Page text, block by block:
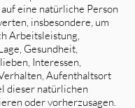
eine natürliche Person
insbesondere, um
Arbeitsleistung,
Gesundheit,
Interessen,
Aufenthaltsort
dieser natürlichen
oder vorherzusagen.